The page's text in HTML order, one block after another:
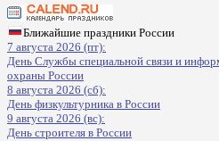
Ближайшие праздники России
7 августа 2026 (пт):
День Службы специальной связи и
охраны России
8 августа 2026 (сб):
День физкультурника в России
9 августа 2026 (вс):
День строителя в России